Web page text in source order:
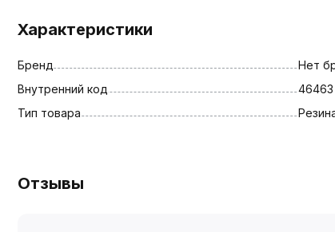
Характеристики
Бренд
Нет
Внутренний код
46463
Тип товара
Отзывы